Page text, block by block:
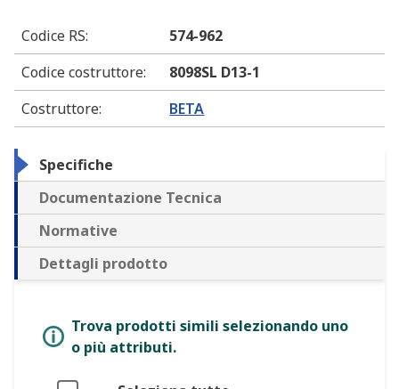
Codice RS:
574-962
Codice costruttore:
8098SL D13-1
Costruttore: BETA
Specifiche
Documentazione Tecnica
Normative
Dettagli prodotto
Trova prodotti simili selezionando uno
o più attributi.